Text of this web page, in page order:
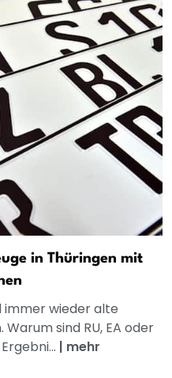
in Thüringen mit
immer wieder alte
sind RU, EA oder
| mehr